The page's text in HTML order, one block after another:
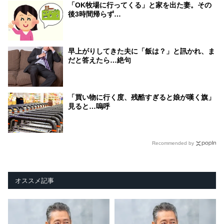
「OK牧場に行ってくる」と家を出た妻。その
後3時間帰らず…
早上がりしてきた夫に「飯は？」と訊かれ、ま
だと答えたら…絶句
「買い物に行く度、残酷すぎると娘が嘆く旗」
見ると…嗚呼
Recommended by
オススメ記事